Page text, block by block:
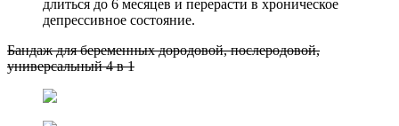
длиться до 6 месяцев и перерасти в хроническое
депрессивное состояние.
Бандаж для беременных дородовой, послеродовой,
универсальный 4 в 1